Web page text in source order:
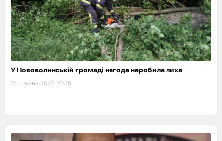
У Нововолинській громаді негода наробила лиха
21 травня 2022, 20:15